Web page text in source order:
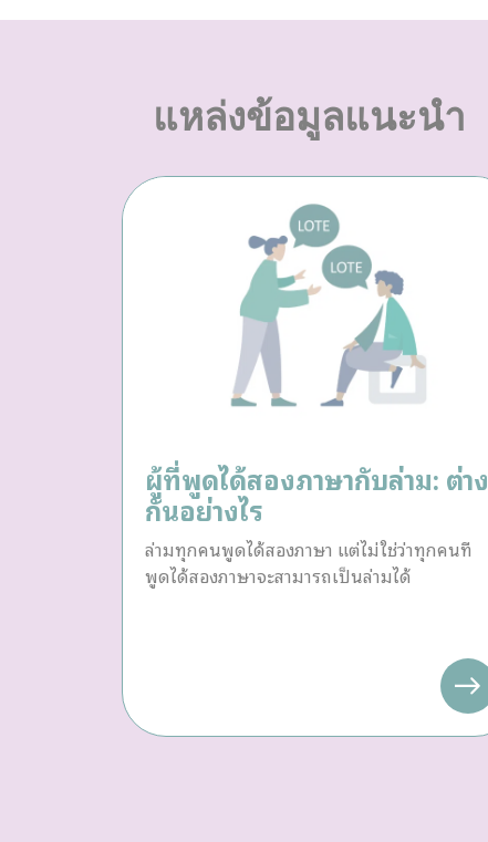
แหล่งข้อมูลแนะนำ
ผู้ที่พูดได้สองภาษากับล่าม: ต่าง
กันอย่างไร
ล่ามทุกคนพูดได้สองภาษา แต่ไม่ใช่ว่าทุกคนที่
พูดได้สองภาษาจะสามารถเป็นล่ามได้